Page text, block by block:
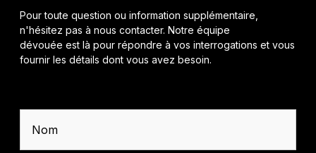
Pour toute question ou information supplémentaire,
n'hésitez pas à nous contacter. Notre équipe
dévouée est là pour répondre à vos interrogations et vous
fournir les détails dont vous avez besoin.